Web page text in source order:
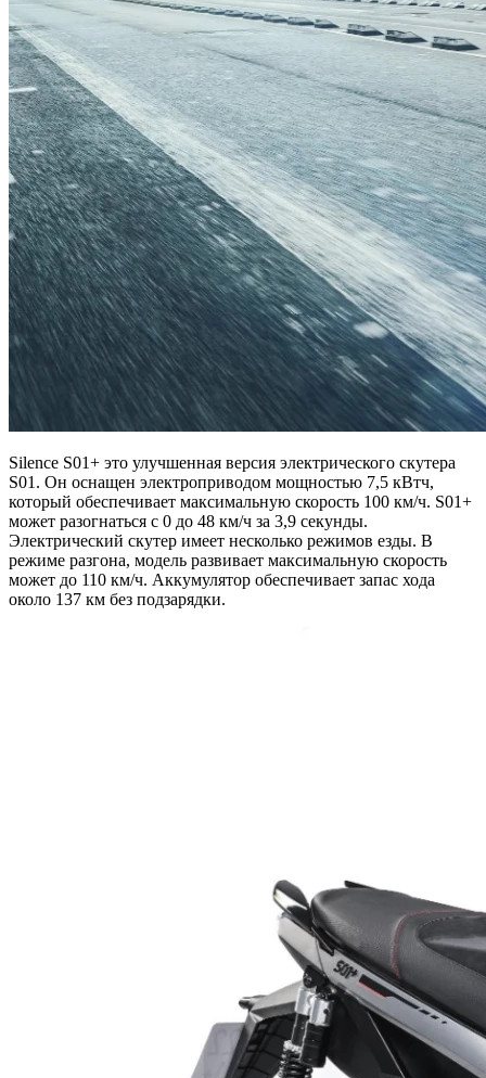
Silence S01+ это улучшенная версия электрического скутера
S01. Он оснащен электроприводом мощностью 7,5 кВтч,
который обеспечивает максимальную скорость 100 км/ч. S01+
может разогнаться с 0 до 48 км/ч за 3,9 секунды.
Электрический скутер имеет несколько режимов езды. В
режиме разгона, модель развивает максимальную скорость
может до 110 км/ч. Аккумулятор обеспечивает запас хода
около 137 км без подзарядки.